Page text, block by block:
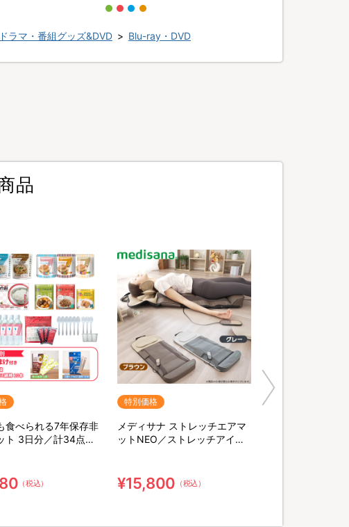
ドラマ・番組グッズ&DVD > Blu-ray・DVD
品
食べられる7年保存非
ト 3日分／計34点セ
（税込）
特別価格
メディサナ ストレッチエアマ
ットNEO／ストレッチアイテ
¥15,800 （税込）